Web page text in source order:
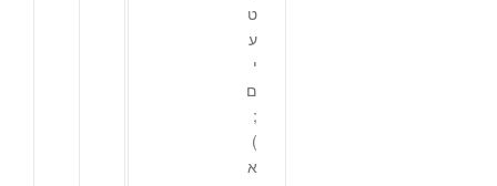
ט
ע
י
ם
;
)
א